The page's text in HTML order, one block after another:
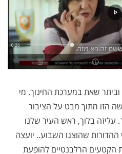
וביתר שאת במערכת החינוך. מי
הזו מתוך מבט על הציבור
החרדי הוא יאיר שרקי מערוץ 12. עליזה בלוך, ראש העיר שלנו
שהוצגו השבוע.. יועצה
הקטעים הרלבנטיים להופעת